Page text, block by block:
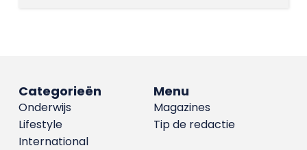
Menu
Magazines
Tip de redactie
Categorieën
Onderwijs
Lifestyle
International